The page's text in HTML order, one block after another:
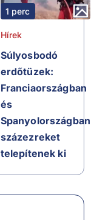
1 perc
Hírek
Súlyosbodó
erdőtüzek:
Franciaországban
és
Spanyolországban
százezreket
telepítenek ki